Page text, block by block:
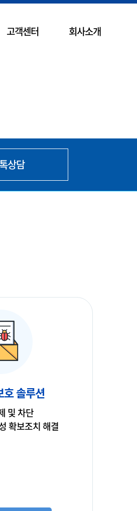
고객센터 회사소개
상담
솔루션
및 차단
확보조치 해결